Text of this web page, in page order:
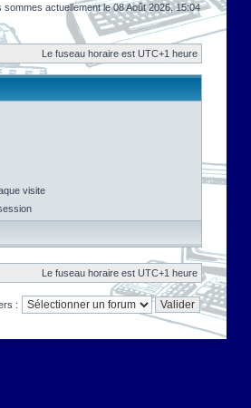
sommes actuellement le 08 Août 2026, 15:04
Le fuseau horaire est UTC+1 heure
visite
Le fuseau horaire est UTC+1 heure
: